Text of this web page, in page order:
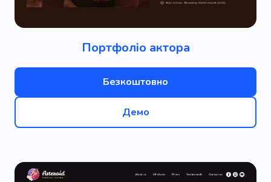
Портфоліо актора
Безкоштовно
Демо